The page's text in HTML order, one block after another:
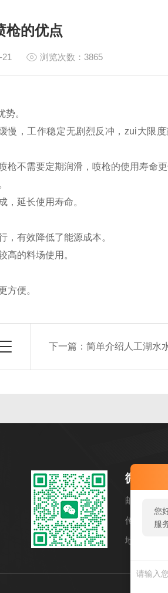
您
服
枪的优点
21 浏览次数：3865
。
，工作稳定无剧烈反冲，zui大限度
不需要定期润滑，喷枪的使用寿命更
延长使用寿命。
有效降低了能源成本。
的料场使用。
方便。
下一篇： 简单介绍人工湖水水
微信扫
邮箱：
传真：
地址：北